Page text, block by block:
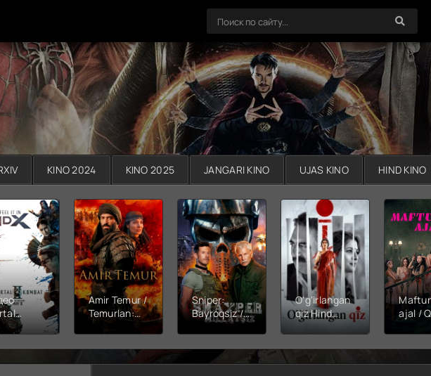
KINO 2024 KINO 2025 JANGARI KINO UJAS KINO HIND KINO
2 /
tilida
Amir Temur /
Temurlan:
Fathchining
Premyera
Netflix filmi
Sniper:
Bayroqsiz /
Snayper:
Bayroqsiz
snayper
O'g'irlangan
qiz Hind
kinosi 2026
O'zbekcha
tarjima kino
ajal /
tilida)